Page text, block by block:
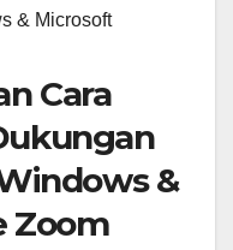
& Microsoft
Cara
&
Zoom